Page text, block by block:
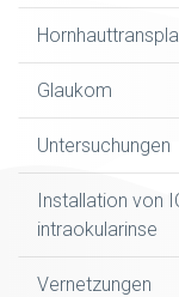
Glaukom
Untersuchungen
Installation von
intraokularinse
Vernetzungen